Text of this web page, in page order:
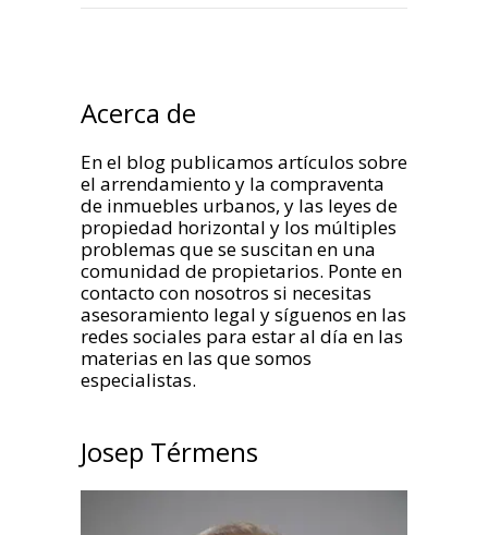
Acerca de
En el blog publicamos artículos sobre
el arrendamiento y la compraventa
de inmuebles urbanos, y las leyes de
propiedad horizontal y los múltiples
problemas que se suscitan en una
comunidad de propietarios. Ponte en
contacto con nosotros si necesitas
asesoramiento legal y síguenos en las
redes sociales para estar al día en las
materias en las que somos
especialistas.
Josep Térmens